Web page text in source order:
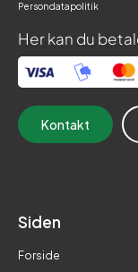
Persondatapolitik
Her kan du
Kontakt
Siden
Forside